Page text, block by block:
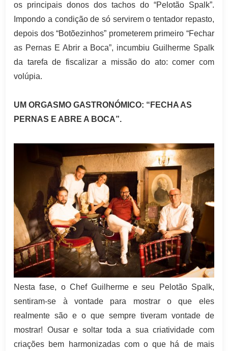
os principais donos dos tachos do “Pelotão Spalk”.
Impondo a condição de só servirem o tentador repasto,
depois dos “Botõezinhos” prometerem primeiro “Fechar
as Pernas E Abrir a Boca”, incumbiu Guilherme Spalk
da tarefa de fiscalizar a missão do ato: comer com
volúpia.
UM ORGASMO GASTRONÓMICO: “FECHA AS
PERNAS E ABRE A BOCA”.
Nesta fase, o Chef Guilherme e seu Pelotão Spalk,
sentiram-se à vontade para mostrar o que eles
realmente são e o que sempre tiveram vontade de
mostrar! Ousar e soltar toda a sua criatividade com
criações bem harmonizadas com o que há de mais